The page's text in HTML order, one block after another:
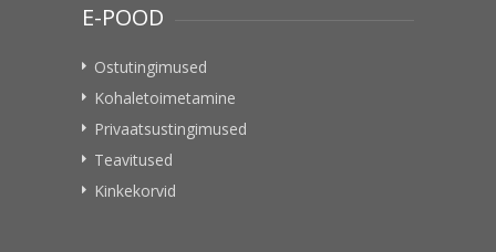
E-POOD
Ostutingimused
Kohaletoimetamine
Privaatsustingimused
Teavitused
Kinkekorvid